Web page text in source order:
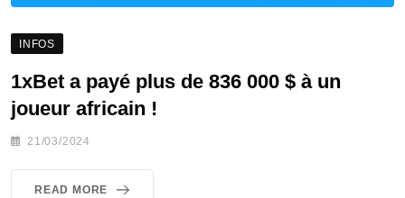
INFOS
1xBet a payé plus de 836 000 $ à un
joueur africain !
21/03/2024
READ MORE